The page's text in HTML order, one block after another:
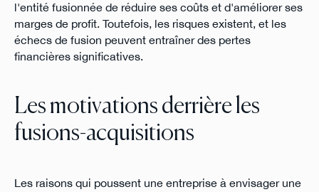
l'entité fusionnée de réduire ses coûts et d'améliorer ses
marges de profit. Toutefois, les risques existent, et les
échecs de fusion peuvent entraîner des pertes
financières significatives.
Les motivations derrière les
fusions-acquisitions
Les raisons qui poussent une entreprise à envisager une